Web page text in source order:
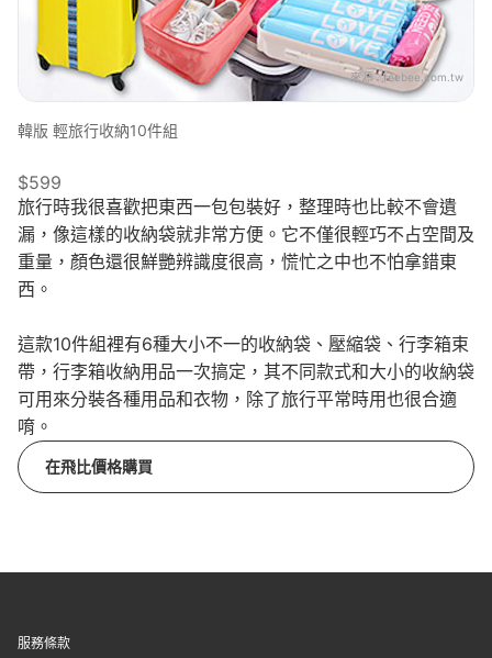
來源：feebee.com.tw
韓版 輕旅行收納10件組
$599
旅行時我很喜歡把東西一包包裝好，整理時也比較不會遺
漏，像這樣的收納袋就非常方便。它不僅很輕巧不占空間及
重量，顏色還很鮮艷辨識度很高，慌忙之中也不怕拿錯東
西。
這款10件組裡有6種大小不一的收納袋、壓縮袋、行李箱束
帶，行李箱收納用品一次搞定，其不同款式和大小的收納袋
可用來分裝各種用品和衣物，除了旅行平常時用也很合適
唷。
在飛比價格購買
服務條款